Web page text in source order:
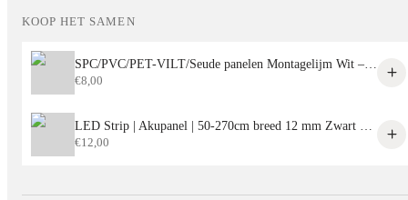
KOOP HET SAMEN
€8,00
€12,00